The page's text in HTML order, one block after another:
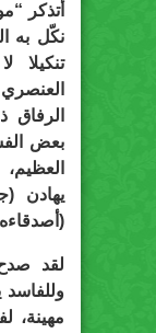
أتذكر
نكّل به
الرفاق
بعض
يهادن
لقد
مهينة،